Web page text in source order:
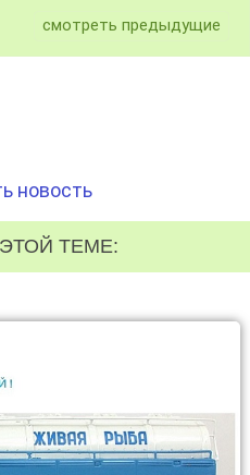
смотреть предыдущие
новость
ТЕМЕ: